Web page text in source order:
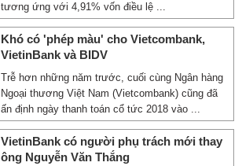
tương ứng với 4,91% vốn điều lệ ...
Khó có 'phép màu' cho Vietcombank,
VietinBank và BIDV
Trễ hơn những năm trước, cuối cùng Ngân hàng
Ngoại thương Việt Nam (Vietcombank) cũng đã
ấn định ngày thanh toán cổ tức 2018 vào ...
VietinBank có người phụ trách mới thay
ông Nguyễn Văn Thắng